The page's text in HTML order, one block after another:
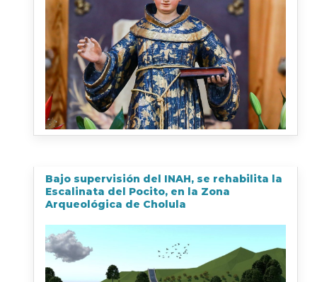
Bajo supervisión del INAH, se rehabilita la
Escalinata del Pocito, en la Zona
Arqueológica de Cholula